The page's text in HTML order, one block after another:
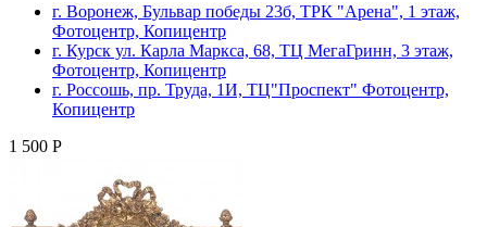
г. Воронеж, Бульвар победы 23б, ТРК "Арена", 1 этаж,
Фотоцентр, Копицентр
г. Курск ул. Карла Маркса, 68, ТЦ МегаГринн, 3 этаж,
Фотоцентр, Копицентр
г. Россошь, пр. Труда, 1И, ТЦ"Проспект" Фотоцентр,
Копицентр
1 500 Р